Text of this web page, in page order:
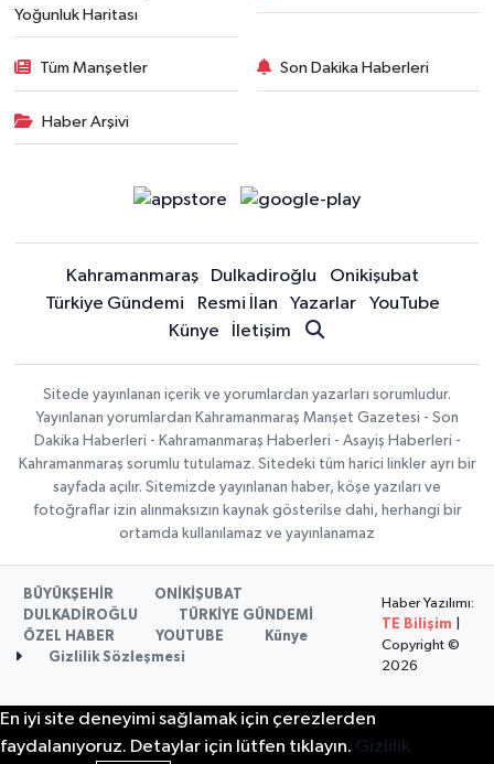
Yoğunluk Haritası
Tüm Manşetler Son Dakika Haberleri
Haber Arşivi
Kahramanmaraş Dulkadiroğlu
Onikişubat
Türkiye Gündemi
Resmi İlan Yazarlar
YouTube
Künye
İletişim
Sitede yayınlanan içerik ve yorumlardan yazarları sorumludur.
Yayınlanan yorumlardan Kahramanmaraş Manşet Gazetesi - Son
Dakika Haberleri - Kahramanmaraş Haberleri - Asayiş Haberleri -
Kahramanmaraş sorumlu tutulamaz. Sitedeki tüm harici linkler ayrı bir
sayfada açılır. Sitemizde yayınlanan haber, köşe yazıları ve
fotoğraflar izin alınmaksızın kaynak gösterilse dahi, herhangi bir
ortamda kullanılamaz ve yayınlanamaz
BÜYÜKŞEHİR
ONİKİŞUBAT
DULKADİROĞLU
TÜRKİYE GÜNDEMİ
ÖZEL HABER
YOUTUBE
Künye
Gizlilik Sözleşmesi
Haber Yazılımı:
TE Bilişim
Copyright ©
2026
En iyi site deneyimi sağlamak için çerezlerden
faydalanıyoruz. Detaylar için lütfen tıklayın. Gizlilik